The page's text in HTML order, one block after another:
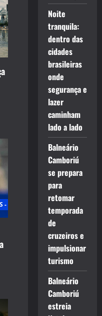
ESPORTE
Noite
tranquila:
dentro das
cidades
brasileiras
onde
segurança e
lazer
caminham
lado a lado
Balneário
Camboriú
se prepara
para
retomar
temporada
de
cruzeiros e
impulsionar
turismo
Balneário
Camboriú
estreia